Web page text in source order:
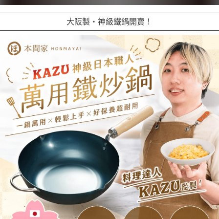
大阪製・神級鐵鍋開賣！